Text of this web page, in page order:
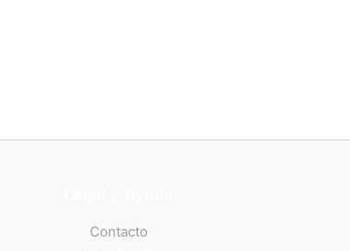
Contacto